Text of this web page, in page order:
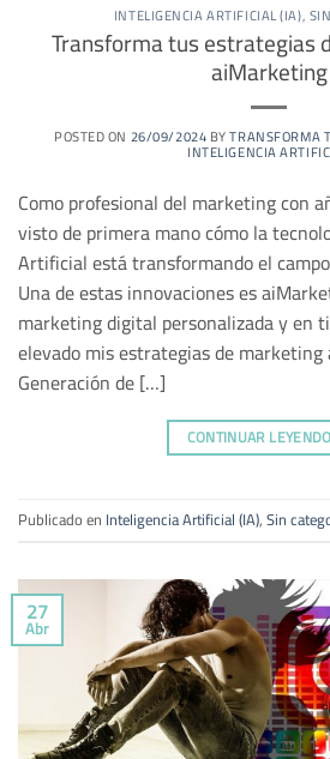
INTELIGENCIA ARTIFICIAL (IA),
Transforma tus estrategias
aiMarketing
POSTED ON 26/09/2024BYTRANSFORMA
INTELIGENCIA
Como profesional del marketing con
visto de primera mano cómo la
Artificial está transformando el
Una de estas innovaciones es
marketing digital personalizada y en
elevado mis estrategias de
Generación de […]
CONTINUAR LEYENDO
Publicado en Inteligencia Artificial (IA),Sin
27
Abr